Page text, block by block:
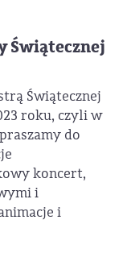
Świątecznej
Świątecznej
roku, czyli w
do
koncert,
i
i